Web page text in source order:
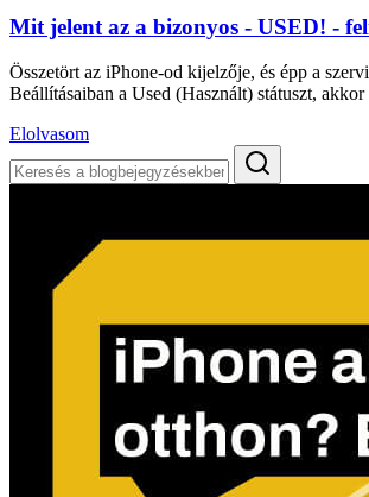
Mit jelent az a bizonyos - USED! -
Összetört az iPhone-od kijelzője, és épp a
Beállításaiban a Used (Használt) státuszt,
Elolvasom